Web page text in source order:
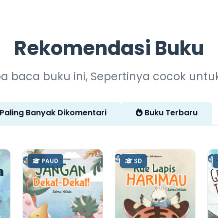
Rekomendasi Buku
baca buku ini, Sepertinya cocok
Banyak Dikomentari Buku Terbaru
3PAUD 4
SD